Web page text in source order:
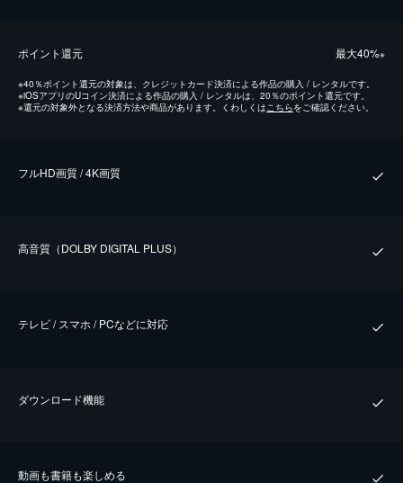
ポイント還元 最⼤40%※
※40％ポイント還元の対象は、クレジットカード決済による作品の購入 / レンタルです。
※iOSアプリのUコイン決済による作品の購入 / レンタルは、20％のポイント還元です。
※還元の対象外となる決済方法や商品があります。くわしくはこちらをご確認ください。
フルHD画質 / 4K画質
⾼⾳質（DOLBY DIGITAL PLUS）
テレビ / スマホ / PCなどに対応
ダウンロード機能
動画も書籍も楽しめる